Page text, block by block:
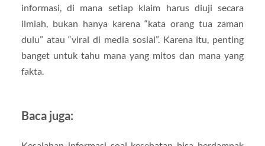
informasi, di mana setiap klaim harus diuji secara
ilmiah, bukan hanya karena “kata orang tua zaman
dulu” atau “viral di media sosial”. Karena itu, penting
banget untuk tahu mana yang mitos dan mana yang
fakta.
Baca juga: